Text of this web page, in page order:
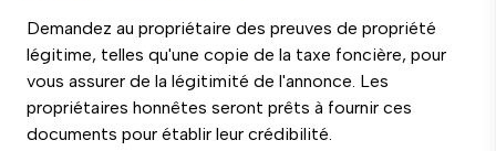
Demandez au propriétaire des preuves de propriété
légitime, telles qu'une copie de la taxe foncière, pour
vous assurer de la légitimité de l'annonce. Les
propriétaires honnêtes seront prêts à fournir ces
documents pour établir leur crédibilité.